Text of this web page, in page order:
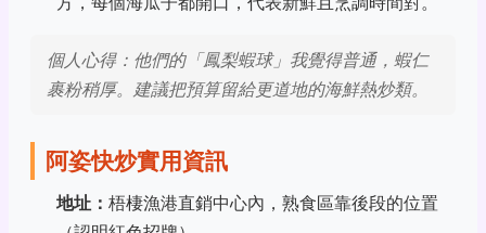
個人心得：他們的「鳳梨蝦球」我覺得普通，蝦仁
裹粉稍厚。建議把預算留給更道地的海鮮熱炒類。
阿姿快炒實用資訊
地址： 梧棲漁港直銷中心內，熟食區靠後段的位置